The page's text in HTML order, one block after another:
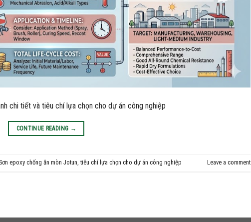
chi tiết và tiêu chí lựa chọn cho dự án công nghiệp
CONTINUE READING →
Sơn epoxy chống ăn mòn Jotun,tiêu chí lựa chọn cho dự án công nghiệp Leave a comment